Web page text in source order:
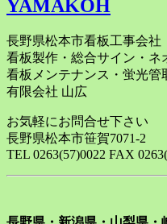
YAMAKOH
長野県松本市看板工事会社
看板製作・総合サイン・ネ
看板メンテナンス・蛍光管
有限会社 山広
お気軽にお問合せ下さい
長野県松本市笹賀7071-2
TEL 0263(57)0022 FAX